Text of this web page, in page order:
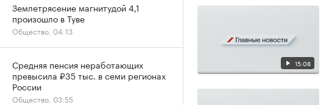
15:08
Землетрясение магнитудой 4,1
произошло в Туве
Общество, 04:13
Средняя пенсия неработающих
превысила ₽35 тыс. в семи регионах
России
Общество, 03:55